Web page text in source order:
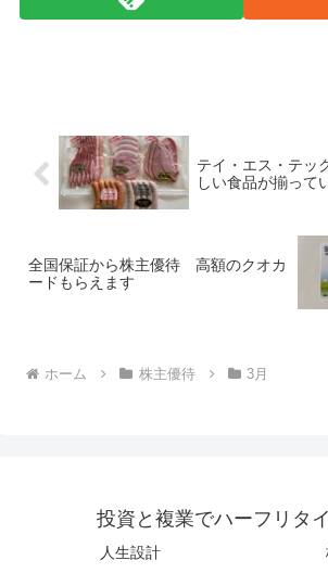
テイ・エス・テ
しい食品が揃って
全国保証から株主優待 高額のクオカ
ードもらえます
ホーム 株主優待 3月
投資と複業でハーフリタ
人生設計